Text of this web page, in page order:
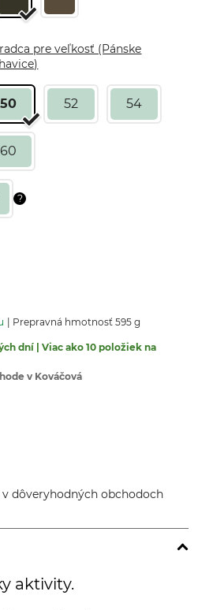
pre veľkosť (Pánske
50 52 54
60
Prepravná hmotnosť 595 g
dní | Viac ako 10 položiek na
v Kováčová
dôveryhodných obchodoch
aktivity.